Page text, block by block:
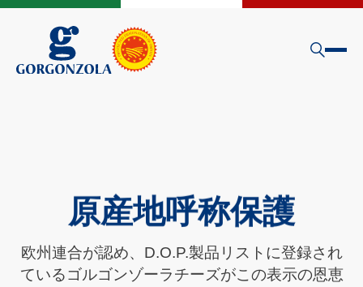
原産地呼称保護
欧州連合が認め、D.O.P.製品リストに登録され
ているゴルゴンゾーラチーズがこの表示の恩恵